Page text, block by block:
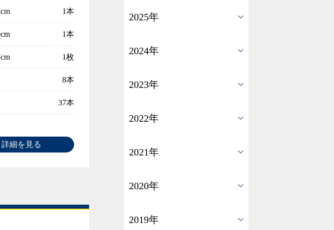
1本
1本
1枚
8本
37本
詳細を見る
2025年
2024年
2023年
2022年
2021年
2020年
2019年